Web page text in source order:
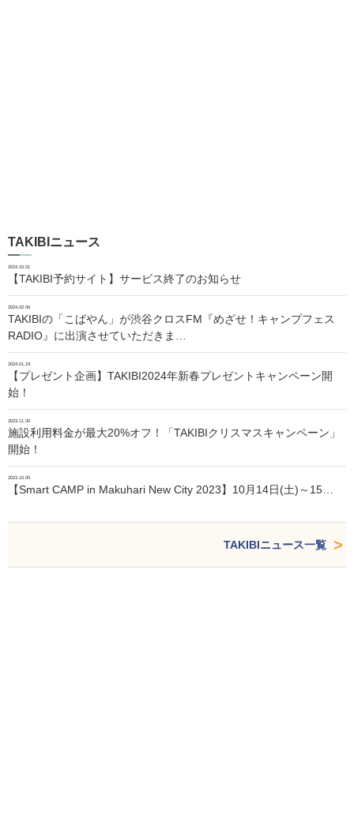
TAKIBIニュース
2024.10.01
【TAKIBI予約サイト】サービス終了のお知らせ
2024.02.06
TAKIBIの「こばやん」が渋谷クロスFM『めざせ！キャンプフェス
RADIO』に出演させていただきま…
2024.01.24
【プレゼント企画】TAKIBI2024年新春プレゼントキャンペーン開
始！
2023.11.30
施設利用料金が最大20%オフ！「TAKIBIクリスマスキャンペーン」
開始！
2023.10.05
【Smart CAMP in Makuhari New City 2023】10月14日(土)～15…
TAKIBIニュース一覧